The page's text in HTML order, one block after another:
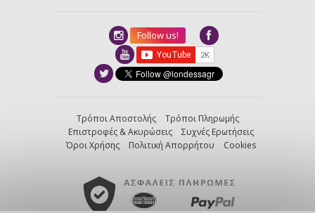
Follow us!
Τρόποι Αποστολής
Τρόποι Πληρωμής
Επιστροφές & Ακυρώσεις
Συχνές Ερωτήσεις
Όροι Χρήσης
Πολιτική Απορρήτου Cookies